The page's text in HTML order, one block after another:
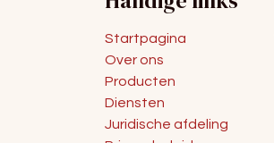
Startpagina
Over ons
Producten
Diensten
Juridische afdeling